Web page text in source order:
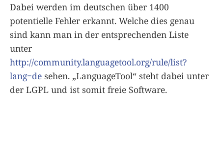
Dabei werden im deutschen über 1400
potentielle Fehler erkannt. Welche dies genau
sind kann man in der entsprechenden Liste
unter
http://community.languagetool.org/rule/list?
lang=de sehen. „LanguageTool“ steht dabei unter
der LGPL und ist somit freie Software.